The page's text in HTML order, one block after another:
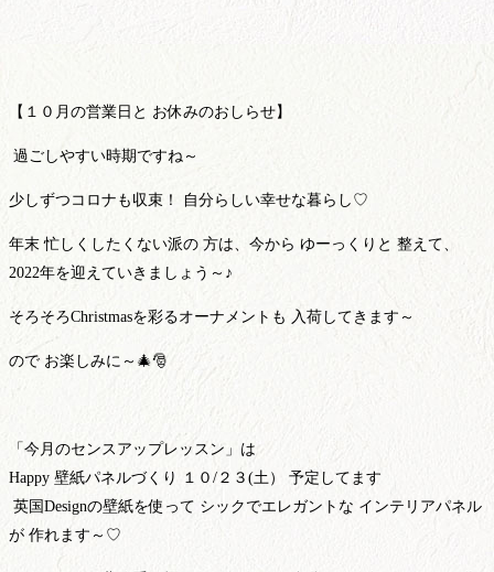
【１０月の営業日と お休みのおしらせ】
過ごしやすい時期ですね～
少しずつコロナも収束！ 自分らしい幸せな暮らし♡
年末 忙しくしたくない派の 方は、 今から ゆーっくりと 整えて、
2022年を迎えていきましょう～♪
そろそろChristmasを彩るオーナメントも 入荷してきます～
ので お楽しみに～🎄🎅
「今月のセンスアップレッスン」は
Happy 壁紙パネルづくり １０/２３(土） 予定してます
英国Designの壁紙を使って シックでエレガントな インテリアパネル
が 作れます～♡